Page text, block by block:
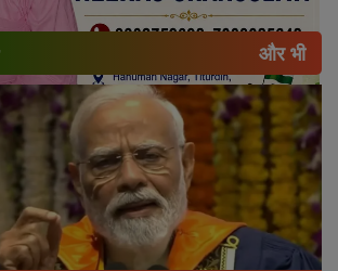
और भी